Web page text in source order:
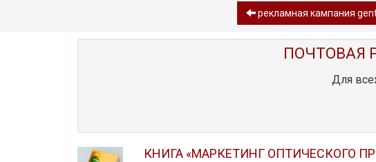
рекламная кампания
ПОЧТОВАЯ
Для
КНИГА «МАРКЕТИНГ ОПТИЧЕСКОГО